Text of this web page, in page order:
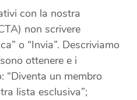
con la nostra
non scrivere
o “Invia”. Descriviamo
ottenere e i
“Diventa un membro
lista esclusiva”;